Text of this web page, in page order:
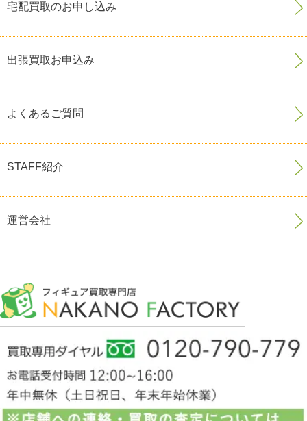
宅配買取のお申し込み
出張買取お申込み
よくあるご質問
STAFF紹介
運営会社